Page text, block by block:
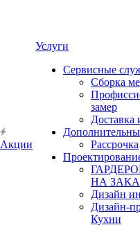
Акции
Услуги
Сервисные
Сборка
замер
Доставка
Рассрочка
НА
Дизайн
Дизайн-
Кухни